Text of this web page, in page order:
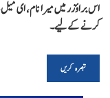
اس براؤزر میں میرا نام، ای
کرنے کےلیے۔